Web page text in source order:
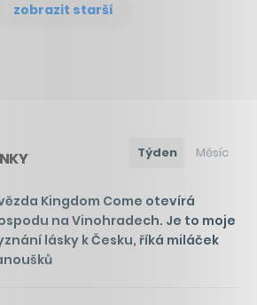
zobrazit starší
Týden Měsíc
Kingdom Come otevírá
na Vinohradech. Je to moje
lásky k Česku, říká miláček